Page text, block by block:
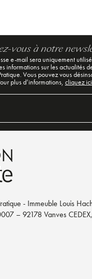
vous à notre
e-mail sera uniquement
informations sur les actualités
Vous pouvez vous
plus d’informations, cliquez ici
- Immeuble Louis
– 92178 Vanves